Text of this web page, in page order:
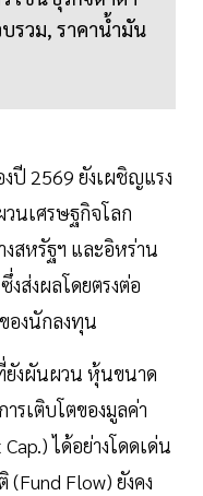
รวม, ราคาน้ำมัน
ปี 2569 ยังเผชิญแรง
นเศรษฐกิจโลก
งสหรัฐฯ และอิหร่าน
งส่งผลโดยตรงต่อ
องนักลงทุน
ยังผันผวน หุ้นขนาด
รเติบโตของมูลค่า
ได้อย่างโดดเด่น
(Fund Flow) ยังคง